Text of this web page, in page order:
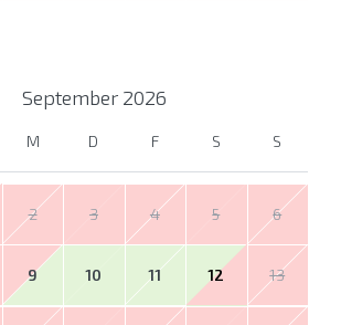
September 2026
M D F S S
2 3 4 5 6
9 10 11 12 13